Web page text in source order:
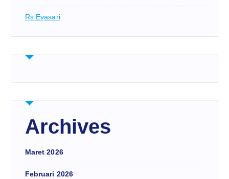
Rs Evasari
Archives
Maret 2026
Februari 2026